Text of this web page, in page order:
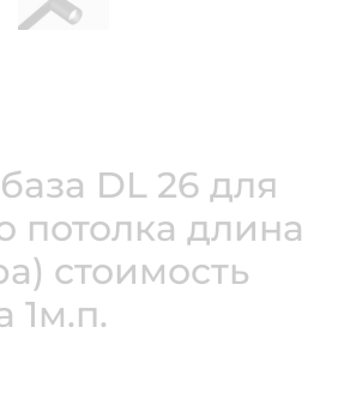
DL 26 для
потолка длина
стоимость
1м.п.